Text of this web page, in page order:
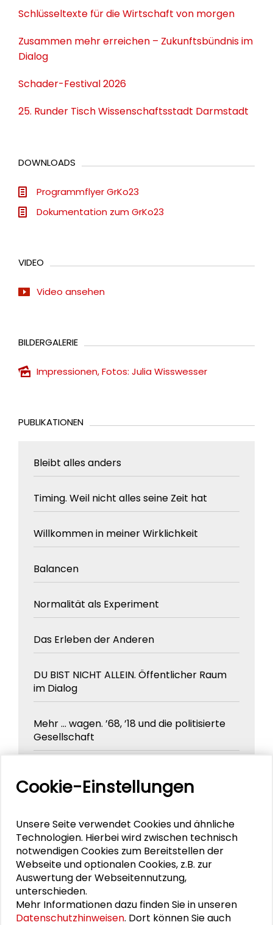
Schlüsseltexte für die Wirtschaft von morgen
Zusammen mehr erreichen – Zukunftsbündnis im
Dialog
Schader-Festival 2026
25. Runder Tisch Wissenschaftsstadt Darmstadt
DOWNLOADS
Programmflyer GrKo23
Dokumentation zum GrKo23
VIDEO
Video ansehen
BILDERGALERIE
Impressionen, Fotos: Julia Wisswesser
PUBLIKATIONEN
Bleibt alles anders
Timing. Weil nicht alles seine Zeit hat
Willkommen in meiner Wirklichkeit
Balancen
Normalität als Experiment
Das Erleben der Anderen
DU BIST NICHT ALLEIN. Öffentlicher Raum
im Dialog
Mehr ... wagen. ’68, ’18 und die politisierte
Gesellschaft
des Großen Konvents 2017
Kulturelle Praktiken 4.0 – Dokumentation
des Großen Konvents der Schader-
Stiftung 2016
Öffentliche Wissenschaft –
Dokumentation des Großen Konvents 2015
Cookie-Einstellungen
Unsere Seite verwendet Cookies und ähnliche
Technologien. Hierbei wird zwischen technisch
notwendigen Cookies zum Bereitstellen der
Webseite und optionalen Cookies, z.B. zur
Auswertung der Webseitennutzung,
unterschieden.
Mehr Informationen dazu finden Sie in unseren
Datenschutzhinweisen. Dort können Sie auch